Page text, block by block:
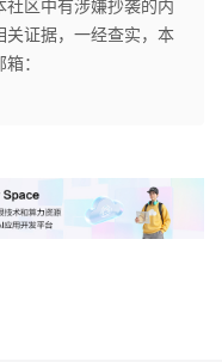
区中有涉嫌抄袭的内
关证据，一经查实，本
：